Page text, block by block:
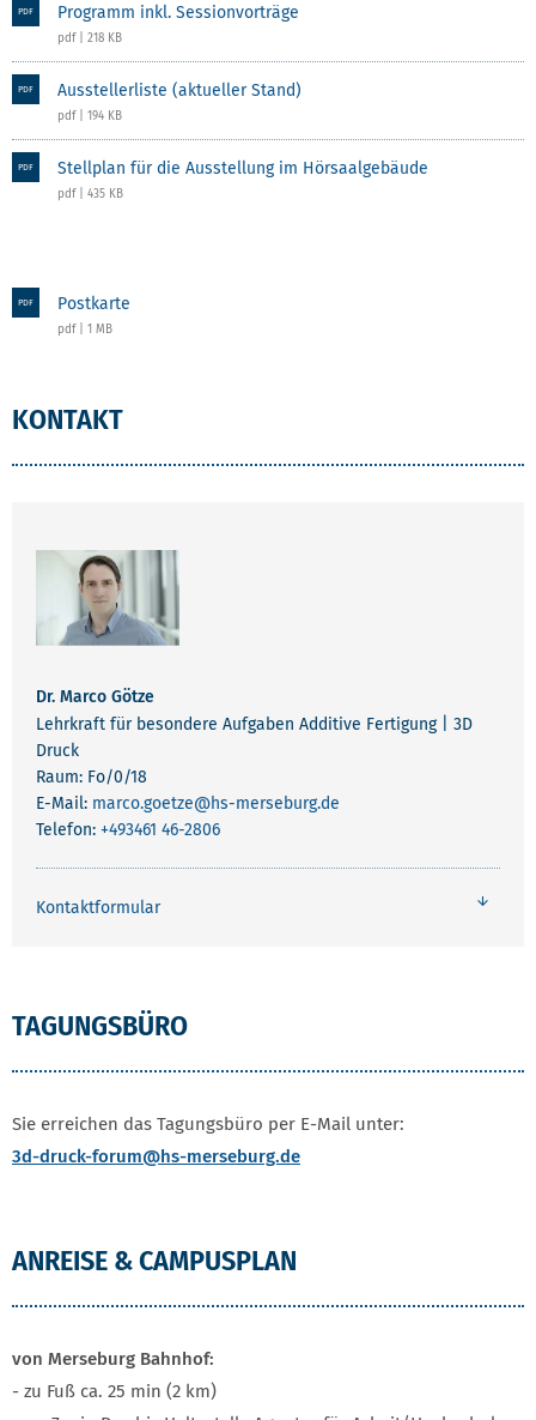
PDF Programm inkl. Sessionvorträge
pdf | 218 KB
PDF Ausstellerliste (aktueller Stand)
pdf | 194 KB
PDF Stellplan für die Ausstellung im Hörsaalgebäude
pdf | 435 KB
PDF Postkarte
pdf | 1 MB
KONTAKT
Dr. Marco Götze
Lehrkraft für besondere Aufgaben Additive Fertigung | 3D
Druck
Raum: Fo/0/18
E-Mail: marco.goetze@hs-merseburg.de
Telefon: +493461 46-2806
Kontaktformular
TAGUNGSBÜRO
Sie erreichen das Tagungsbüro per E-Mail unter:
3d-druck-forum@hs-merseburg.de
ANREISE & CAMPUSPLAN
von Merseburg Bahnhof:
- zu Fuß ca. 25 min (2 km)